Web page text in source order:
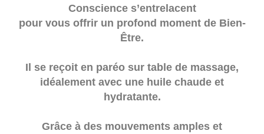
Conscience s’entrelacent
pour vous offrir un profond moment de Bien-
Être.
Il se reçoit en paréo sur table de massage,
idéalement avec une huile chaude et
hydratante.
Grâce à des mouvements amples et